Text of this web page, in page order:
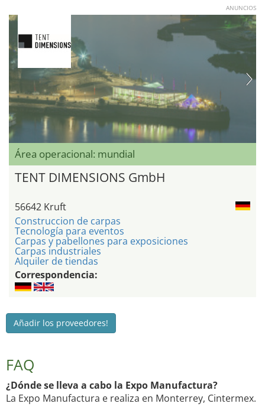
ANUNCIOS
Área operacional: mundial
TENT DIMENSIONS GmbH
56642 Kruft
Construccion de carpas
Tecnología para eventos
Carpas y pabellones para exposiciones
Carpas industriales
Alquiler de tiendas
Correspondencia:
Añadir los proveedores!
FAQ
¿Dónde se lleva a cabo la Expo Manufactura?
La Expo Manufactura e realiza en Monterrey, Cintermex.